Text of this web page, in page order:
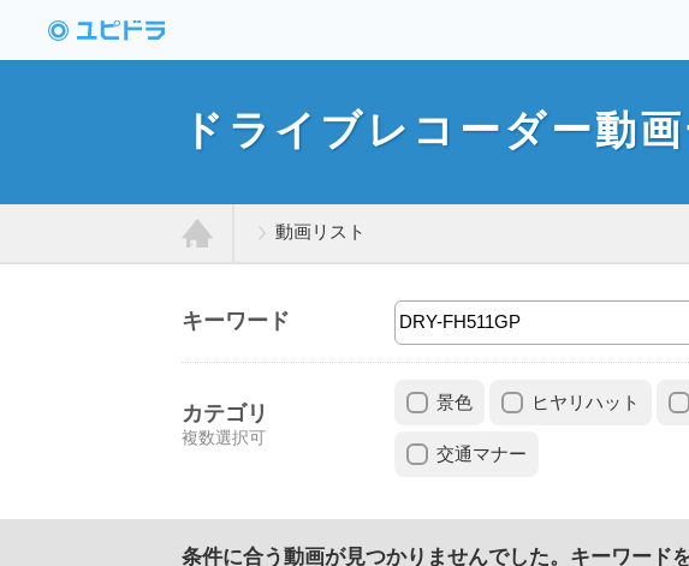
ドライブレコーダー動
ム
動画リスト
キーワード
カテゴリ
複数選択可
景色 ヒヤリハット
交通マナー
条件に合う動画が見つかりませんでした。キーワード